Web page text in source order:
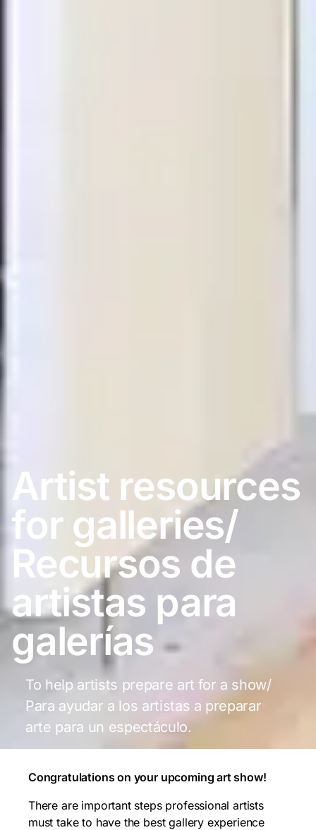
Artist resources
for galleries/
Recursos de
artistas para
galerías
To help artists prepare art for a show/
Para ayudar a los artistas a preparar
arte para un espectáculo.
Congratulations on your upcoming art show!
There are important steps professional artists
must take to have the best gallery experience